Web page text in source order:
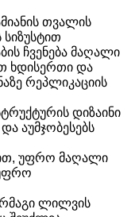
თვალის
სიზუსტით
ჩვენება მაღალი
ხდისერთი და
რეპლიკაციის
დიზაინი
აუმჯობესებს
უფრო მაღალი
ლილვის